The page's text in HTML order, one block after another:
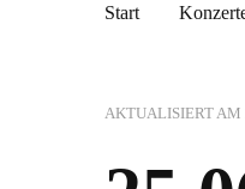
Start
AKTUALISIERT AM